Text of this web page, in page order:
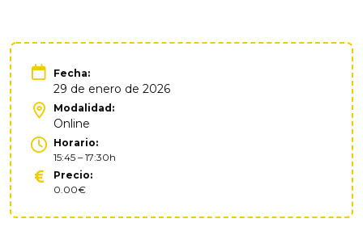
Fecha:
29 de enero de 2026
Modalidad:
Online
Horario:
15:45 – 17:30h
Precio:
0.00€